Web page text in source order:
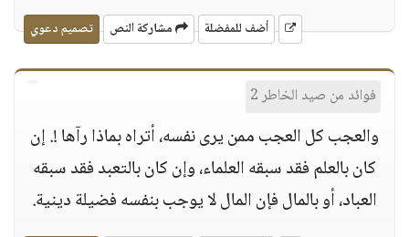
أضف للمفضلة مشاركة النص تصميم دعوي
فوائد من صيد الخاطر 2
والعجب كل العجب ممن يرى نفسه، أتراه بماذا رآها !. إن
كان بالعلم فقد سبقه العلماء، وإن كان بالتعبد فقد سبقه
العباد، أو بالمال فإن المال لا يوجب بنفسه فضيلة دينية.